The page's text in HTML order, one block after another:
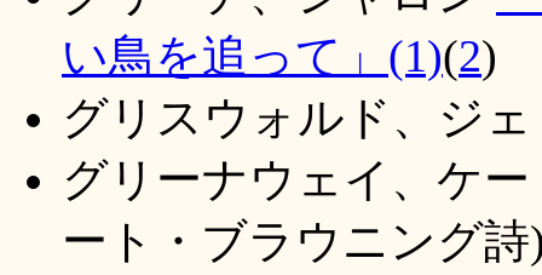
い鳥を追って」(1)(2)
グリスウォルド、ジ
グリーナウェイ、ケー
ート・ブラウニング詩